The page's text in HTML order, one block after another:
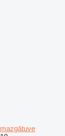
mazgātuve